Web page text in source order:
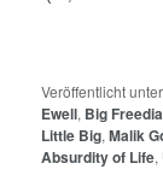
Veröffentlicht unter
Ewell, Big Freedia
Little Big,Malik
Absurdity of Life,